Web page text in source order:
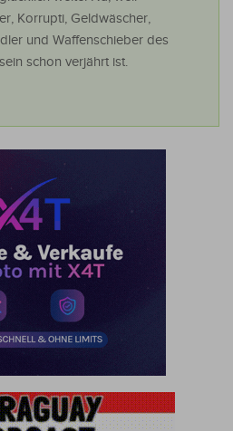
Korrupti, Geldwäscher,
und Waffenschieber des
schon verjährt ist.